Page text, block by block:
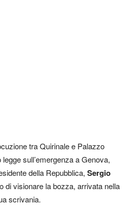
tra Quirinale e Palazzo
sull’emergenza a Genova,
della Repubblica, Sergio
di visionare la bozza, arrivata nella
scrivania.